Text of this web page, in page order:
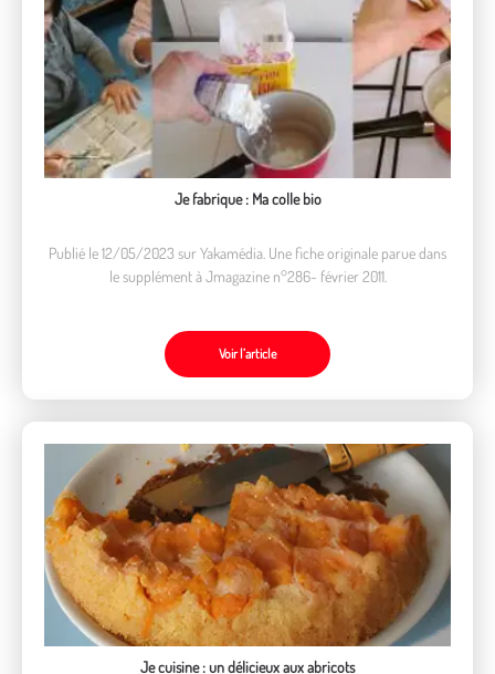
Je fabrique : Ma colle bio
Publié le 12/05/2023 sur Yakamédia. Une fiche originale parue dans
le supplément à Jmagazine n°286- février 2011.
Voir l’article
Je cuisine : un délicieux aux abricots